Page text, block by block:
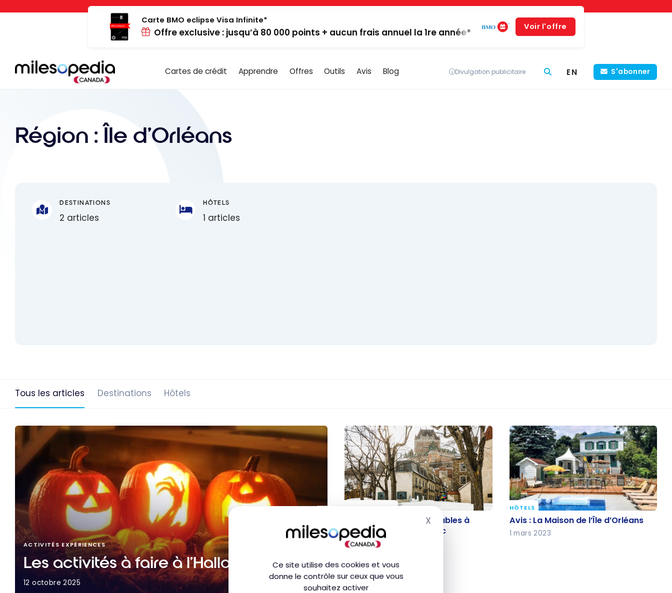
Panneau de gestion des cookies
Ce site utilise des cookies et vous
donne le contrôle sur ceux que vous
souhaitez activer
XMasquer le bandeau des cookies
Carte BMO eclipse Visa Infinite*
Offre exclusive : jusqu’à 80 000 points + aucun frais annuel la 1re année*
Voir l'offre
Cartes de crédit Apprendre Offres Outils Avis Blog Divulgation publicitaire EN S'abonner
Région : Île d'Orléans
DESTINATIONS
2 articles
HÔTELS
1 articles
Tous les articles Destinations Hôtels
ACTIVITÉS EXPÉRIENCES
Les activités à faire à l’Halloween 2025
12 octobre 2025
Canada : 10 incontournables à
visiter en hiver à Québec
Canada : 10 incontournables à
visiter en hiver à Québec
19 février 2024
Avis : La Maison de l’Île d’Orléans
HÔTELS
Avis : La Maison de l’Île d’Orléans
1 mars 2023